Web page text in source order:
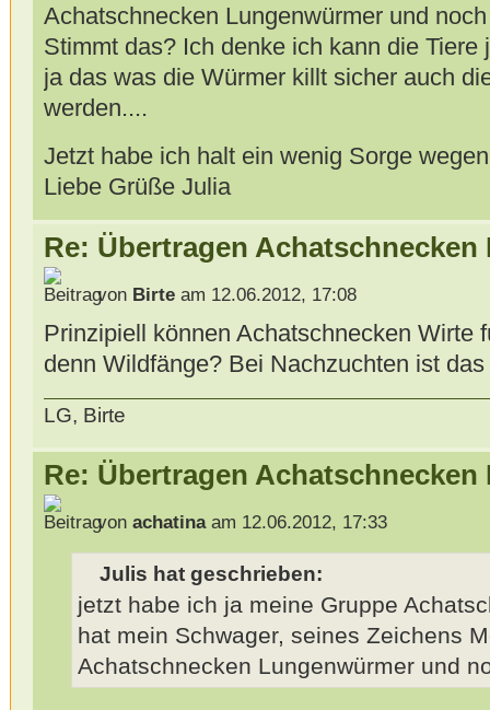
Achatschnecken Lungenwürmer und
Stimmt das? Ich denke ich kann die
ja das was die Würmer killt sicher auch
werden....
Jetzt habe ich halt ein wenig Sorge
Liebe Grüße Julia
Re: Übertragen
von Birteam 12.06.2012, 17:08
Prinzipiell können Achatschnecken Wirte
denn Wildfänge? Bei Nachzuchten ist
LG, Birte
Re: Übertragen
von achatinaam 12.06.2012, 17:33
Julis hat geschrieben:
jetzt habe ich ja meine Gruppe
hat mein Schwager, seines Zeichens
Achatschnecken Lungenwürmer und